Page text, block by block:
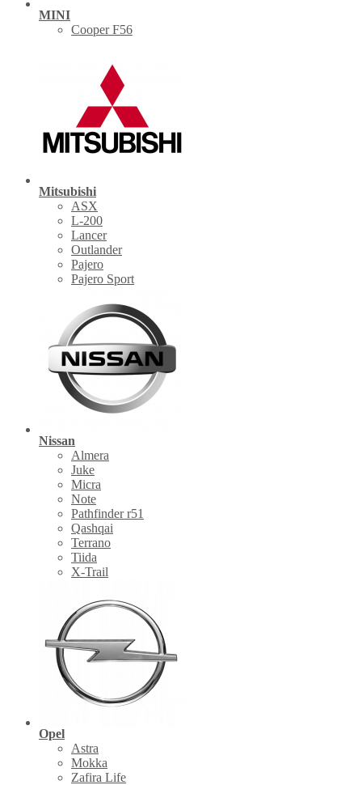
MINI
Cooper F56
Mitsubishi
ASX
L-200
Lancer
Outlander
Pajero
Pajero Sport
Nissan
Almera
Juke
Micra
Note
Pathfinder r51
Qashqai
Terrano
Tiida
X-Trail
Opel
Astra
Mokka
Zafira Life